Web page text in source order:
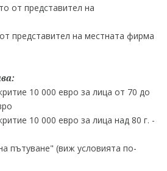
от представител на
представител на местната фирма
10 000 евро за лица от 70 до
10 000 евро за лица над 80 г. -
пътуване" (виж условията по-